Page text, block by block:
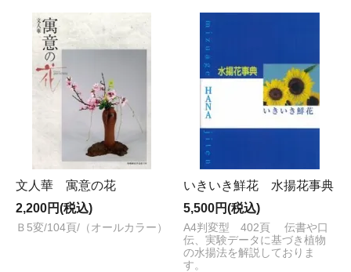
文人華 寓意の花
2,200円(税込)
Ｂ5変/104頁/（オールカラー）
いきいき鮮花 水揚花事典
5,500円(税込)
A4判変型 402頁 伝書や口
伝、実験データに基づき植物
の水揚法を解説しておりま
す。